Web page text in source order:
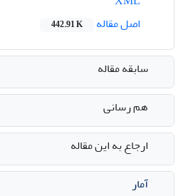
اصل مقاله
442.91 K
سابقه مقاله
هم رسانی
ارجاع به این مقاله
آمار